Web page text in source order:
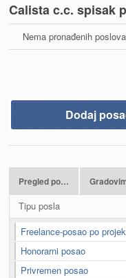
Calista c.c. spisak
Nema pronađenih
Dodaj
Pregled po…
Tipu posla
Freelance-posao po
Honorarni posao
Privremen posao